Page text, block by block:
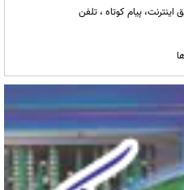
پیام کوتاه ، تلفن